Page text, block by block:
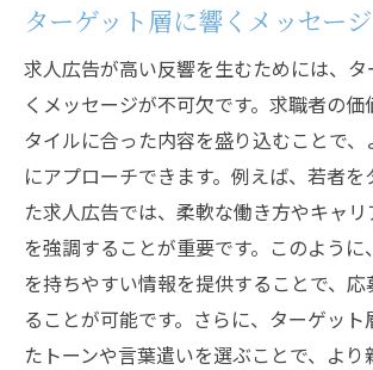
応募数を飛躍的に増やす求人広告
成功事例の詳細分析
ターゲットに合わせた広告戦
効果的なSNS活用法
応募フォームの簡素化
成功事例からの学び
応募数増加の秘訣
求人広告で高反響を得るための具
は
ターゲット層に響くメッセージ
求人広告が高い反響を生むためには、
くメッセージが不可欠です。求職者の
タイルに合った内容を盛り込むことで、
にアプローチできます。例えば、若者を
た求人広告では、柔軟な働き方やキャ
を強調することが重要です。このよう
を持ちやすい情報を提供することで、
ることが可能です。さらに、ターゲット
たトーンや言葉遣いを選ぶことで、より